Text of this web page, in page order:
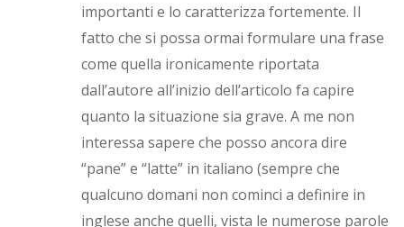
importanti e lo caratterizza fortemente. Il
fatto che si possa ormai formulare una frase
come quella ironicamente riportata
dall’autore all’inizio dell’articolo fa capire
quanto la situazione sia grave. A me non
interessa sapere che posso ancora dire
“pane” e “latte” in italiano (sempre che
qualcuno domani non cominci a definire in
inglese anche quelli, vista le numerose parole